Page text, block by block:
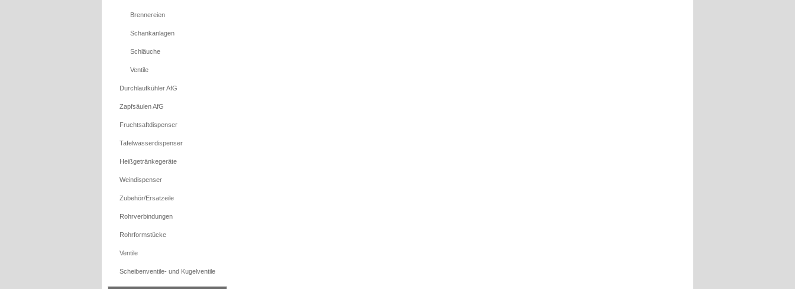
Brennereien
Schankanlagen
Schläuche
Ventile
Durchlaufkühler AfG
Zapfsäulen AfG
Fruchtsaftdispenser
Tafelwasserdispenser
Heißgetränkegeräte
Weindispenser
Zubehör/Ersatzeile
Rohrverbindungen
Rohrformstücke
Ventile
Scheibenventile- und Kugelventile